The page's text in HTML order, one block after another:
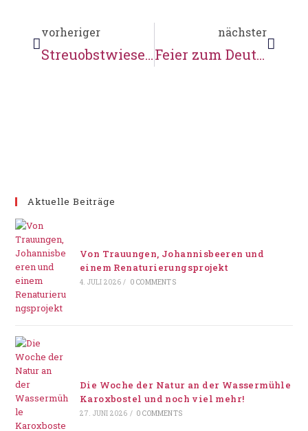
vorheriger
Streuobstwiese aufgearbeitet
nächster
Feier zum Deutschen Preis für Denkmalschutz
Aktuelle Beiträge
Von Trauungen, Johannisbeeren und
einem Renaturierungsprojekt
4. JULI 2026 / 0 COMMENTS
Die Woche der Natur an der Wassermühle
Karoxbostel und noch viel mehr!
27. JUNI 2026 / 0 COMMENTS